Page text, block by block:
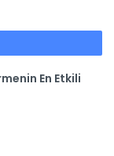
En Etkili